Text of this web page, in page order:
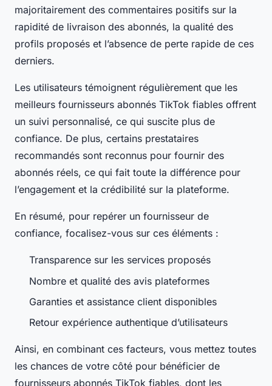
majoritairement des commentaires positifs sur la
rapidité de livraison des abonnés, la qualité des
profils proposés et l’absence de perte rapide de ces
derniers.
Les utilisateurs témoignent régulièrement que les
meilleurs fournisseurs abonnés TikTok fiables offrent
un suivi personnalisé, ce qui suscite plus de
confiance. De plus, certains prestataires
recommandés sont reconnus pour fournir des
abonnés réels, ce qui fait toute la différence pour
l’engagement et la crédibilité sur la plateforme.
En résumé, pour repérer un fournisseur de
confiance, focalisez-vous sur ces éléments :
Transparence sur les services proposés
Nombre et qualité des avis plateformes
Garanties et assistance client disponibles
Retour expérience authentique d’utilisateurs
Ainsi, en combinant ces facteurs, vous mettez toutes
les chances de votre côté pour bénéficier de
fournisseurs abonnés TikTok fiables, dont les